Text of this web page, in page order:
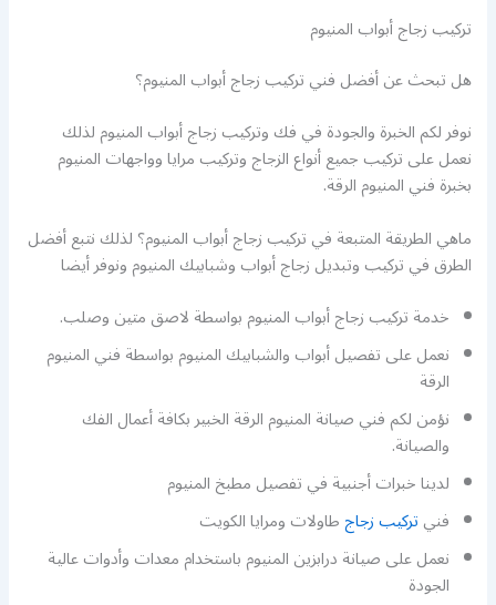
تركيب زجاج أبواب المنيوم
هل تبحث عن أفضل فني تركيب زجاج أبواب المنيوم؟
نوفر لكم الخبرة والجودة في فك وتركيب زجاج أبواب المنيوم لذلك
نعمل على تركيب جميع أنواع الزجاج وتركيب مرايا وواجهات المنيوم
بخبرة فني المنيوم الرقة.
ماهي الطريقة المتبعة في تركيب زجاج أبواب المنيوم؟ لذلك نتبع أفضل
الطرق في تركيب وتبديل زجاج أبواب وشبابيك المنيوم ونوفر أيضا
خدمة تركيب زجاج أبواب المنيوم بواسطة لاصق متين وصلب.
نعمل على تفصيل أبواب والشبابيك المنيوم بواسطة فني المنيوم
الرقة
نؤمن لكم فني صيانة المنيوم الرقة الخبير بكافة أعمال الفك
والصيانة.
لدينا خبرات أجنبية في تفصيل مطبخ المنيوم
فنيتركيب زجاجطاولات ومرايا الكويت
نعمل على صيانة درابزين المنيوم باستخدام معدات وأدوات عالية
الجودة